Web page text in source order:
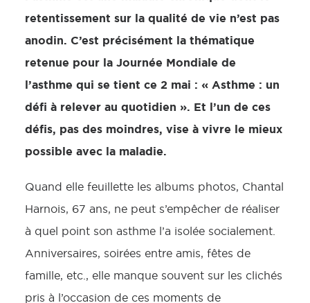
retentissement sur la qualité de vie n’est pas
anodin. C’est précisément la thématique
retenue pour la Journée Mondiale de
l’asthme qui se tient ce 2 mai : « Asthme : un
défi à relever au quotidien ». Et l’un de ces
défis, pas des moindres, vise à vivre le mieux
possible avec la maladie.
Quand elle feuillette les albums photos, Chantal
Harnois, 67 ans, ne peut s’empêcher de réaliser
à quel point son asthme l’a isolée socialement.
Anniversaires, soirées entre amis, fêtes de
famille, etc., elle manque souvent sur les clichés
pris à l’occasion de ces moments de